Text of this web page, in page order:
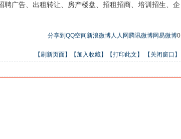
广告、出租转让、房产楼盘、招租招商、培训招生、企
分享到 QQ空间新浪微博人人网 腾讯微博网易微博0
【刷新页面】 【加入收藏】 【打印此文】 【关闭窗口】